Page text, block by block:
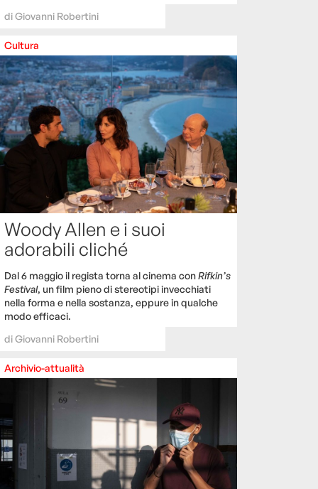
diGiovanni Robertini
Cultura
Woody Allen e i suoi
adorabili cliché
Dal 6 maggio il regista torna al cinema conRifkin’s
Festival, un film pieno di stereotipi invecchiati
nella forma e nella sostanza, eppure in qualche
modo efficaci.
diGiovanni Robertini
Archivio-attualità